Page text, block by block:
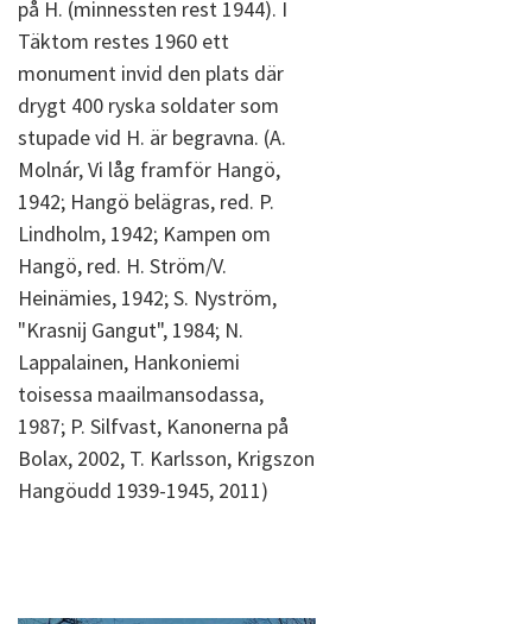
på H. (minnessten rest 1944). I
Täktom restes 1960 ett
monument invid den plats där
drygt 400 ryska soldater som
stupade vid H. är begravna. (A.
Molnár, Vi låg framför Hangö,
1942; Hangö belägras, red. P.
Lindholm, 1942; Kampen om
Hangö, red. H. Ström/V.
Heinämies, 1942; S. Nyström,
"Krasnij Gangut", 1984; N.
Lappalainen, Hankoniemi
toisessa maailmansodassa,
1987; P. Silfvast, Kanonerna på
Bolax, 2002, T. Karlsson, Krigszon
Hangöudd 1939-1945, 2011)